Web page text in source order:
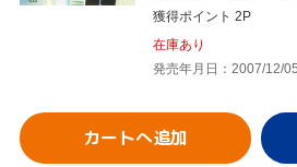
獲得ポイント 2P
在庫あり
発売年月日：2007/12/05
カートへ追加